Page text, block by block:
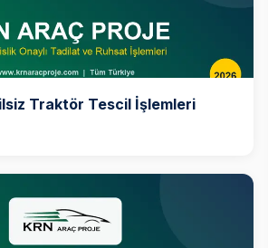
Traktör Tescil İşlemleri